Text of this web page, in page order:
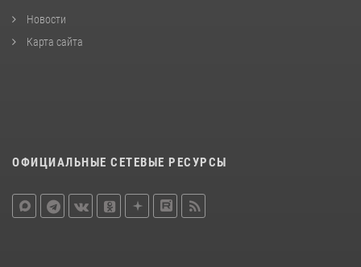
Новости
Карта сайта
ОФИЦИАЛЬНЫЕ СЕТЕВЫЕ РЕСУРСЫ